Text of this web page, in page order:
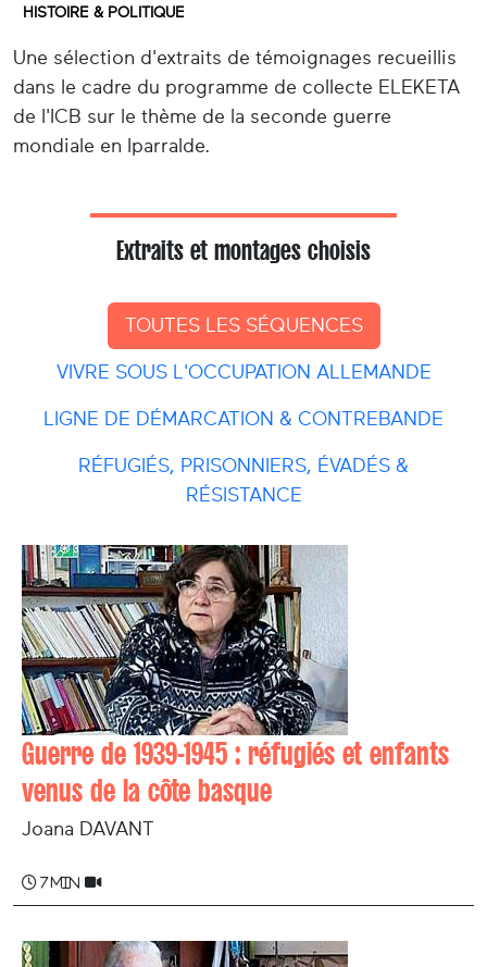
HISTOIRE & POLITIQUE
Une sélection d'extraits de témoignages recueillis
dans le cadre du programme de collecte ELEKETA
de l'ICB sur le thème de la seconde guerre
mondiale en Iparralde.
Extraits et montages choisis
TOUTES LES SÉQUENCES
VIVRE SOUS L'OCCUPATION ALLEMANDE
LIGNE DE DÉMARCATION & CONTREBANDE
RÉFUGIÉS, PRISONNIERS, ÉVADÉS &
RÉSISTANCE
Guerre de 1939-1945 : réfugiés et enfants
venus de la côte basque
Joana DAVANT
7 min